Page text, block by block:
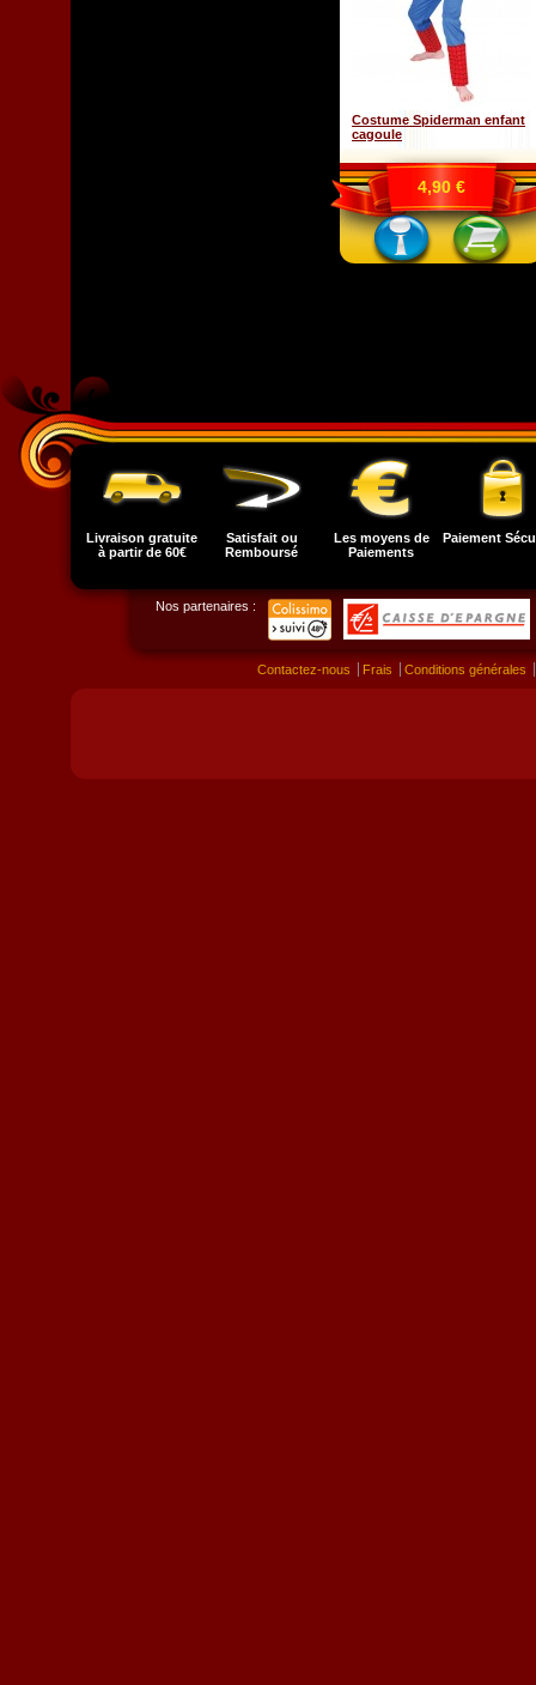
Costume Spiderman enfant
cagoule
4,90 €
Livraison gratuite
à partir de 60€
Satisfait ou
Remboursé
Les moyens de
Paiements
Paiement
Nos partenaires :
Contactez-nous Frais Conditions générales